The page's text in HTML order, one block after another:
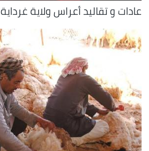
عادات و تقاليد أعراس ولاية غرداية